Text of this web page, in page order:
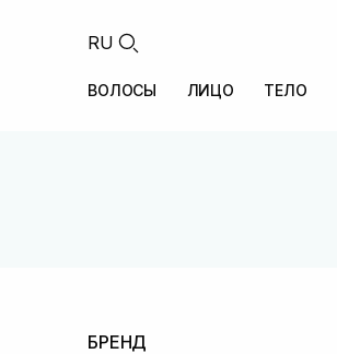
RU
ВОЛОСЫ ЛИЦО ТЕЛО
БРЕНД